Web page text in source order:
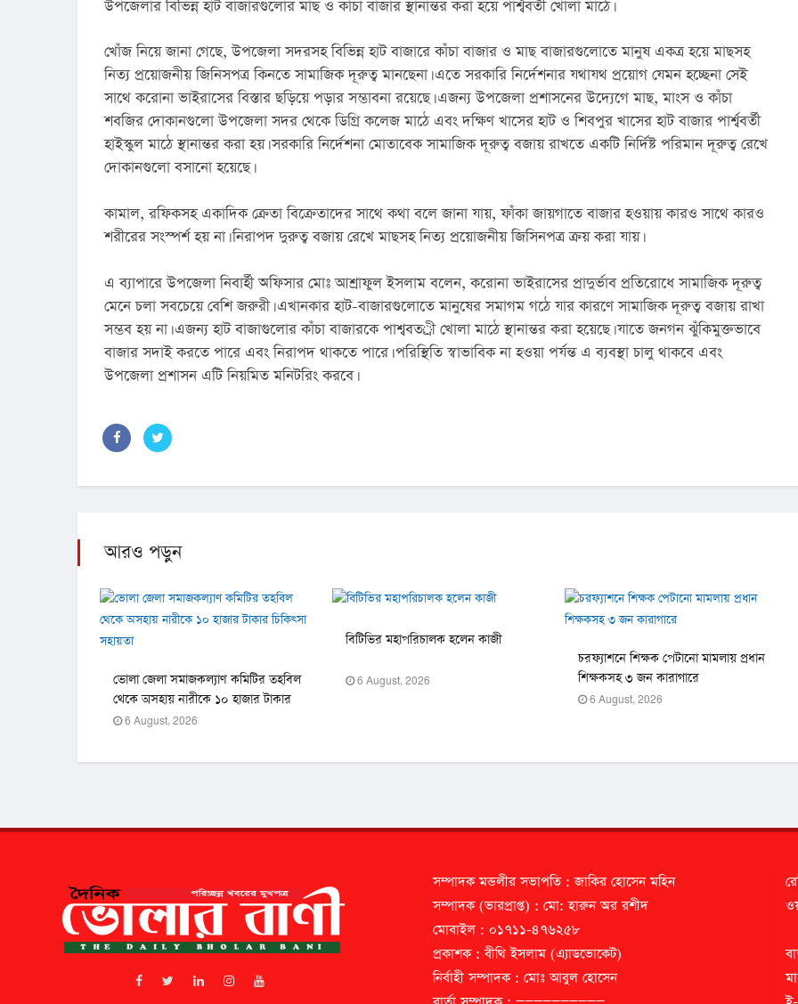
উপজেলার বিভিন্ন হাট বাজারগুলোর মাছ ও কাঁচা বাজার স্থানান্তর করা হয়ে পার্শ্ববর্তী খোলা মাঠে।
খোঁজ নিয়ে জানা গেছে, উপজেলা সদরসহ বিভিন্ন হাট বাজারে কাঁচা বাজার ও মাছ বাজারগুলোতে মানুষ একত্র হয়ে মাছসহ
নিত্য প্রয়োজনীয় জিনিসপত্র কিনতে সামাজিক দূরুত্ব মানছেনা। এতে সরকারি নির্দেশনার যথাযথ প্রয়োগ যেমন হচ্ছেনা সেই
সাথে করোনা ভাইরাসের বিস্তার ছড়িয়ে পড়ার সম্ভাবনা রয়েছে। এজন্য উপজেলা প্রশাসনের উদ্যেগে মাছ, মাংস ও কাঁচা
শবজির দোকানগুলো উপজেলা সদর থেকে ডিগ্রি কলেজ মাঠে এবং দক্ষিণ খাসের হাট ও শিবপুর খাসের হাট বাজার পার্শ্ববর্তী
হাইস্কুল মাঠে স্থানান্তর করা হয়। সরকারি নির্দেশনা মোতাবেক সামাজিক দূরুত্ব বজায় রাখতে একটি নির্দিষ্ট পরিমান দূরুত্ব রেখে
দোকানগুলো বসানো হয়েছে।
কামাল, রফিকসহ একাদিক ক্রেতা বিক্রেতাদের সাথে কথা বলে জানা যায়, ফাঁকা জায়গাতে বাজার হওয়ায় কারও সাথে কারও
শরীরের সংস্পর্শ হয় না। নিরাপদ দুরুত্ব বজায় রেখে মাছসহ নিত্য প্রয়োজনীয় জিসিনপত্র ক্রয় করা যায়।
এ ব্যাপারে উপজেলা নিবার্হী অফিসার মোঃ আশ্রাফুল ইসলাম বলেন, করোনা ভাইরাসের প্রাদুর্ভাব প্রতিরোধে সামাজিক দূরুত্ব
মেনে চলা সবচেয়ে বেশি জরুরী। এখানকার হাট-বাজারগুলোতে মানুষের সমাগম গঠে যার কারণে সামাজিক দূরুত্ব বজায় রাখা
সম্ভব হয় না। এজন্য হাট বাজাগুলোর কাঁচা বাজারকে পাশ্ববতর্ী খোলা মাঠে স্থানান্তর করা হয়েছে। যাতে জনগন ঝুঁকিমুক্তভাবে
বাজার সদাই করতে পারে এবং নিরাপদ থাকতে পারে। পরিস্থিতি স্বাভাবিক না হওয়া পর্যন্ত এ ব্যবস্থা চালু থাকবে এবং
উপজেলা প্রশাসন এটি নিয়মিত মনিটরিং করবে।
আরও পড়ুন
ভোলা জেলা সমাজকল্যাণ কমিটির তহবিল
থেকে অসহায় নারীকে ১০ হাজার টাকার
চিকিৎসা সহায়তা
6 August, 2026
বিটিভির মহাপরিচালক হলেন কাজী
6 August, 2026
চরফ্যাশনে শিক্ষক পেটানো মামলায় প্রধান
শিক্ষকসহ ৩ জন কারাগারে
6 August, 2026
সম্পাদক মন্ডলীর সভাপতি : জাকির হোসেন মহিন
সম্পাদক (ভারপ্রাপ্ত) : মো: হারুন অর রশীদ
মোবাইল : ০১৭১১-৪৭৬২৫৮
প্রকাশক : বীথি ইসলাম (এ্যাডভোকেট)
নির্বাহী সম্পাদক : মোঃ আবুল হোসেন